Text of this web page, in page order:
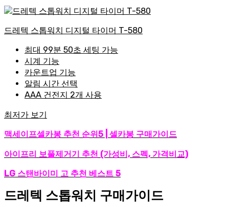
드레텍 스톱워치 디지털 타이머 T-580
최대 99분 50초 세팅 가능
시계 기능
카운트업 기능
알림 시간 선택
AAA 건전지 2개 사용
최저가 보기
맥세이프셀카봉 추천 순위5 | 셀카봉 구매가이드
아이프리 보풀제거기 추천 (가성비, 스펙, 가격비교)
LG 스탠바이미 고 추천 베스트 5
드레텍 스톱워치 구매가이드